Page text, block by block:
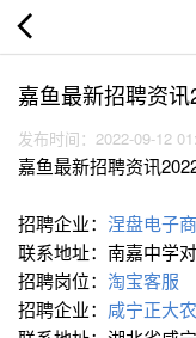
嘉鱼最新招聘资
发布时间：2022-09-12
嘉鱼最新招聘资讯
招聘企业： 涅盘电子
联系地址：南嘉中学
招聘岗位： 淘宝客服
招聘企业： 咸宁正大